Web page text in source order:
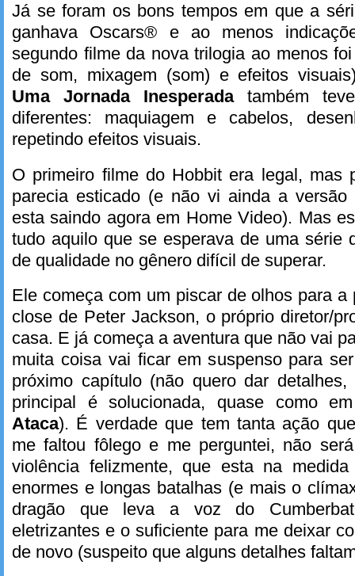
Já se foram os bons tempos em que a
ganhava Oscars® e ao menos
segundo filme da nova trilogia ao menos
de som, mixagem (som) e efeitos
Uma Jornada Inesperadatambém
diferentes: maquiagem e cabelos,
repetindo efeitos visuais.
O primeiro filme do Hobbit era legal, mas
parecia esticado (e não vi ainda a
esta saindo agora em Home Video). Mas
tudo aquilo que se esperava de uma série
de qualidade no gênero difícil de superar.
Ele começa com um piscar de olhos para a
close de Peter Jackson, o próprio diretor/
casa. E já começa a aventura que não vai
muita coisa vai ficar em suspenso para
próximo capítulo (não quero dar
principal é solucionada, quase como
Ataca). É verdade que tem tanta ação
me faltou fôlego e me perguntei, não
violência felizmente, que esta na
enormes e longas batalhas (e mais o
dragão que leva a voz do
eletrizantes e o suficiente para me deixar
de novo (suspeito que alguns detalhes